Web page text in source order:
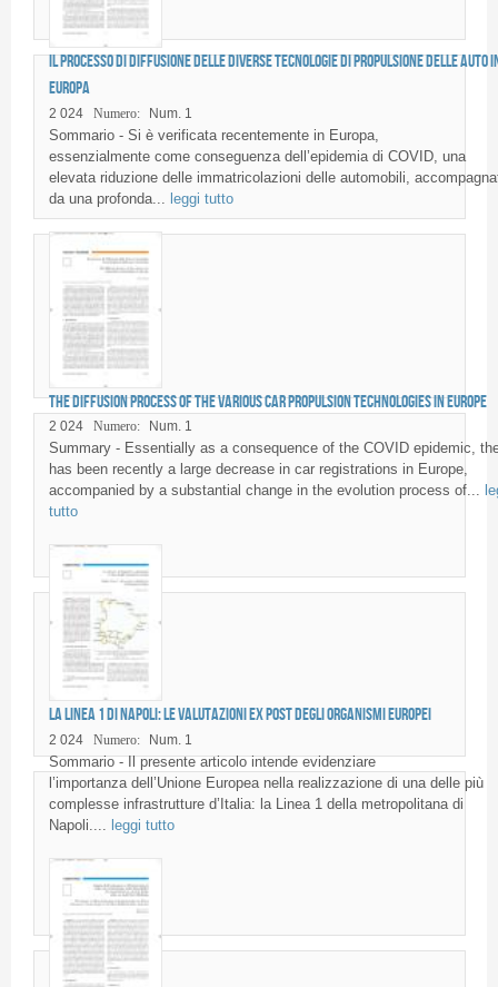
Il processo di diffusione delle diverse tecnologie di propulsione delle auto
Europa
2 024 Numero: Num. 1
Sommario - Si è verificata recentemente in Europa,
essenzialmente come conseguenza dell’epidemia di COVID, una
elevata riduzione delle immatricolazioni delle automobili,
da una profonda... leggi tutto
The diffusion process of the various car propulsion technologies in Europe
2 024 Numero: Num. 1
Summary - Essentially as a consequence of the COVID epidemic,
has been recently a large decrease in car registrations in Europe,
accompanied by a substantial change in the evolution process of...
tutto
La Linea 1 di Napoli: le valutazioni ex post degli organismi europei
2 024 Numero: Num. 1
Sommario - Il presente articolo intende evidenziare
l’importanza dell’Unione Europea nella realizzazione di una delle più
complesse infrastrutture d’Italia: la Linea 1 della metropolitana di
Napoli.... leggi tutto